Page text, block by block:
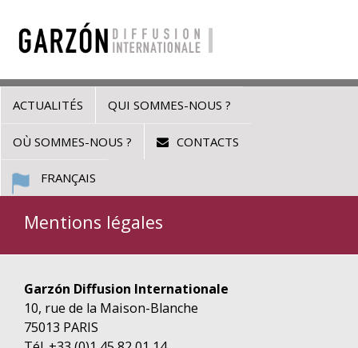
ACTUALITÉS QUI SOMMES-NOUS ?
OÙ SOMMES-NOUS ? CONTACTS
FRANÇAIS
Mentions légales
Garzón Diffusion Internationale
10, rue de la Maison-Blanche
75013 PARIS